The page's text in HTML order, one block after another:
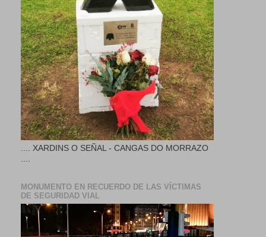
.... XARDINS O SEÑAL - CANGAS DO MORRAZO
MONUMENTO EN RECUERDO DE LAS VÍCTIMAS
DE SEGURIDAD VIAL